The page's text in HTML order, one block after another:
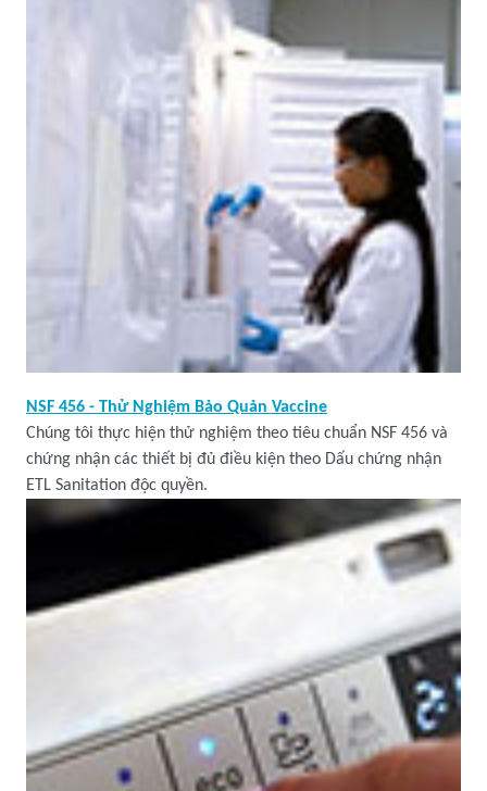
NSF 456 - Thử Nghiệm Bảo Quản Vaccine
Chúng tôi thực hiện thử nghiệm theo tiêu chuẩn NSF 456 và
chứng nhận các thiết bị đủ điều kiện theo Dấu chứng nhận
ETL Sanitation độc quyền.